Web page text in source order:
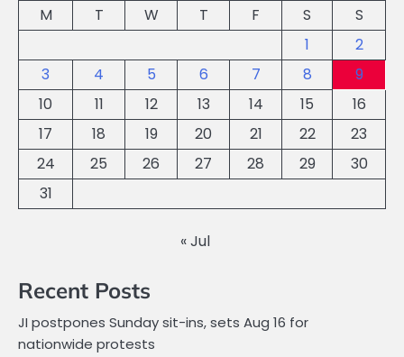
M
T W T F S
S
1
2
3
4 5 6 7 8
9
10
11 12 13 14 15
16
17
18 19 20 21 22
23
24
25 26 27 28 29
30
31
« Jul
Recent Posts
JI postpones Sunday sit-ins, sets Aug 16 for
nationwide protests